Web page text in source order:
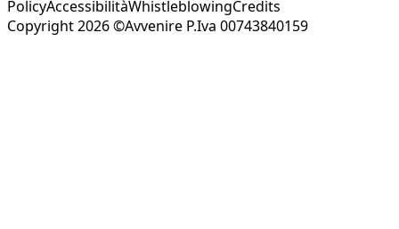
PolicyAccessibilitàWhistleblowingCredits
Copyright 2026 ©Avvenire P.Iva 00743840159